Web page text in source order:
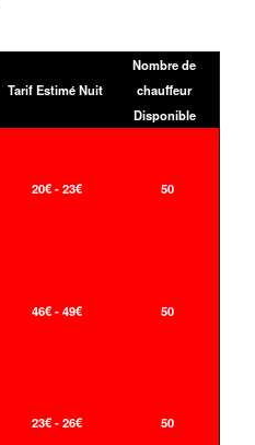
Tarif Estimé Nuit
Nombre de
chauffeur
Disponible
20€ - 23€ 50
46€ - 49€ 50
23€ - 26€ 50